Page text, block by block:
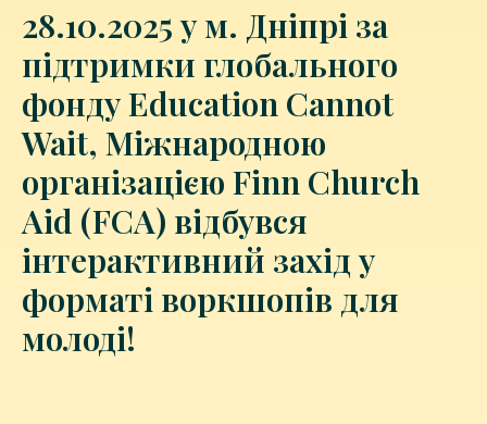
28.10.2025 у м. Дніпрі за
підтримки глобального
фонду Education Cannot
Wait, Міжнародною
організацією Finn Church
Aid (FCA) відбувся
інтерактивний захід у
форматі воркшопів для
молоді!